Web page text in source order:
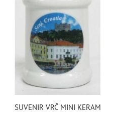
SUVENIR VRČ MINI KERAM